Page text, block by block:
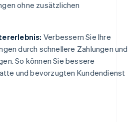
ohne zusätzlichen
Verbessern Sie Ihre
durch schnellere Zahlungen und
So können Sie bessere
und bevorzugten Kundendienst